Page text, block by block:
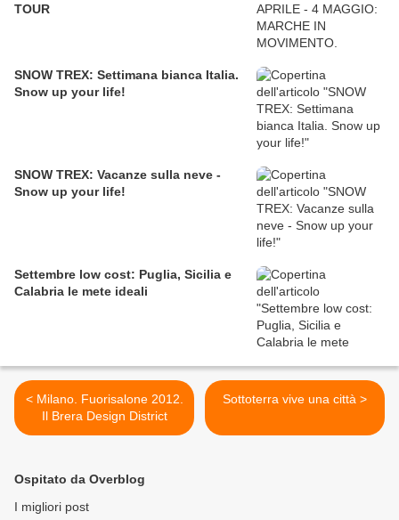
TOUR
SNOW TREX: Settimana bianca Italia.
Snow up your life!
SNOW TREX: Vacanze sulla neve -
Snow up your life!
Settembre low cost: Puglia, Sicilia e
Calabria le mete ideali
< Milano. Fuorisalone 2012.
Il Brera Design District
Sottoterra vive una città >
Ospitato da Overblog
I migliori post